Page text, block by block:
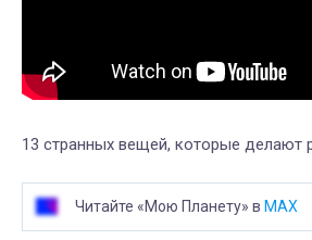
13 странных вещей, которые делают
Читайте «Мою Планету» в MAX